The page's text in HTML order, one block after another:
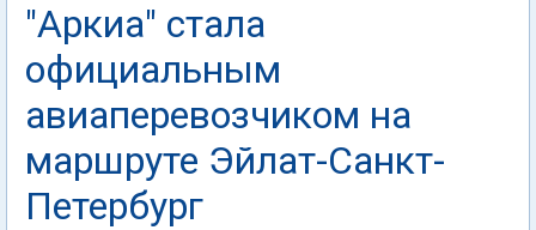
"Аркиа" стала
официальным
авиаперевозчиком на
маршруте Эйлат-Санкт-
Петербург